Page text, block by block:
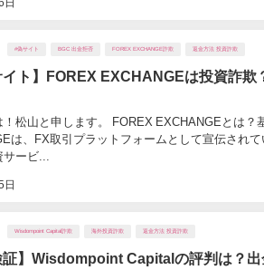
日
#偽サイト BGC 出金拒否 FOREX EXCHANGE詐欺 返金方法 投資詐欺
イト】FOREX EXCHANGEは投資詐欺
日
！松山と申します。 FOREX EXCHANGEとは？
は、FX取引プラットフォームとして宣伝され
ービ...
Wisdompoint Capital詐欺 海外投資詐欺 返金方法 投資詐欺
証】Wisdompoint Capitalの評判は？